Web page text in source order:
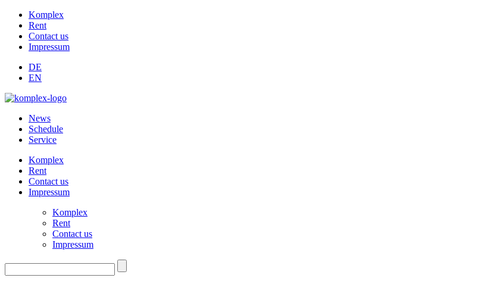
Komplex
Rent
Contact us
Impressum
DE
EN
News
Schedule
Service
Komplex
Rent
Contact us
Impressum
Komplex
Rent
Contact us
Impressum
Suchen: